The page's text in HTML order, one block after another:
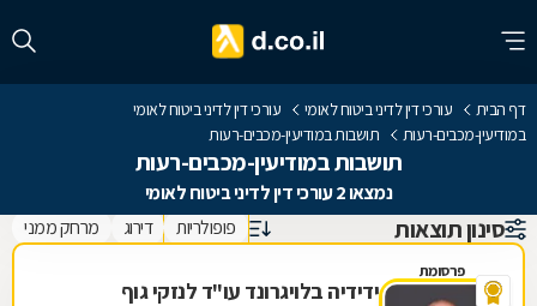
דף הבית עורכי דין לדיני ביטוח לאומי
עורכי דין לדיני ביטוח לאומי
במודיעין-מכבים-רעות
תושבות במודיעין-מכבים-רעות
תושבות במודיעין-מכבים-רעות
נמצאו 2 עורכי דין לדיני ביטוח לאומי
סינון תוצאות פופולריות דירוג מרחק ממני
פרסומת
ידידיה בלויגרונד עו"ד לנזקי גוף